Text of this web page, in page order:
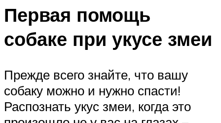
Первая помощь
собаке при укусе змеи
Прежде всего знайте, что вашу
собаку можно и нужно спасти!
Распознать укус змеи, когда это